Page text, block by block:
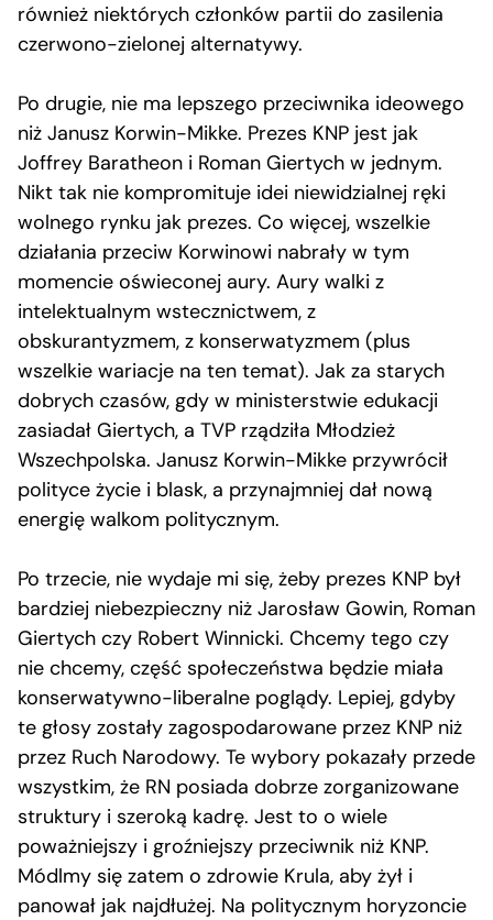
również niektórych członków partii do zasilenia
czerwono-zielonej alternatywy.
Po drugie, nie ma lepszego przeciwnika ideowego
niż Janusz Korwin-Mikke. Prezes KNP jest jak
Joffrey Baratheon i Roman Giertych w jednym.
Nikt tak nie kompromituje idei niewidzialnej ręki
wolnego rynku jak prezes. Co więcej, wszelkie
działania przeciw Korwinowi nabrały w tym
momencie oświeconej aury. Aury walki z
intelektualnym wstecznictwem, z
obskurantyzmem, z konserwatyzmem (plus
wszelkie wariacje na ten temat). Jak za starych
dobrych czasów, gdy w ministerstwie edukacji
zasiadał Giertych, a TVP rządziła Młodzież
Wszechpolska. Janusz Korwin-Mikke przywrócił
polityce życie i blask, a przynajmniej dał nową
energię walkom politycznym.
Po trzecie, nie wydaje mi się, żeby prezes KNP był
bardziej niebezpieczny niż Jarosław Gowin, Roman
Giertych czy Robert Winnicki. Chcemy tego czy
nie chcemy, część społeczeństwa będzie miała
konserwatywno-liberalne poglądy. Lepiej, gdyby
te głosy zostały zagospodarowane przez KNP niż
przez Ruch Narodowy. Te wybory pokazały przede
wszystkim, że RN posiada dobrze zorganizowane
struktury i szeroką kadrę. Jest to o wiele
poważniejszy i groźniejszy przeciwnik niż KNP.
Módlmy się zatem o zdrowie Krula, aby żył i
panował jak najdłużej. Na politycznym horyzoncie